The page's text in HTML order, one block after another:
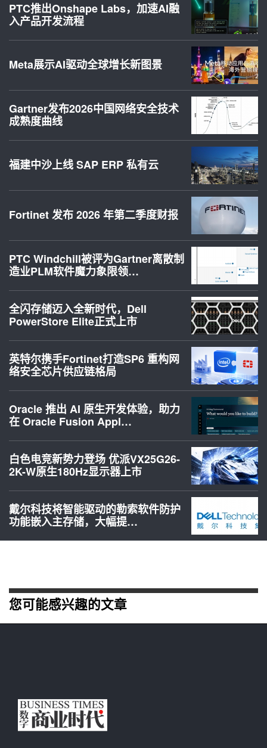
PTC推出Onshape Labs，加速AI融
入产品开发流程
Meta展示AI驱动全球增长新图景
Gartner发布2026中国网络安全技术
成熟度曲线
福建中沙上线 SAP ERP 私有云
Fortinet 发布 2026 年第二季度财报
PTC Windchill被评为Gartner离散制
造业PLM软件魔力象限领…
全闪存储迈入全新时代，Dell
PowerStore Elite正式上市
英特尔携手Fortinet打造SP6 重构网
络安全芯片供应链格局
Oracle 推出 AI 原生开发体验，助力
在 Oracle Fusion Appl…
白色电竞新势力登场 优派VX25G26-
2K-W原生180Hz显示器上市
戴尔科技将智能驱动的勒索软件防护
功能嵌入主存储，大幅提…
您可能感兴趣的文章